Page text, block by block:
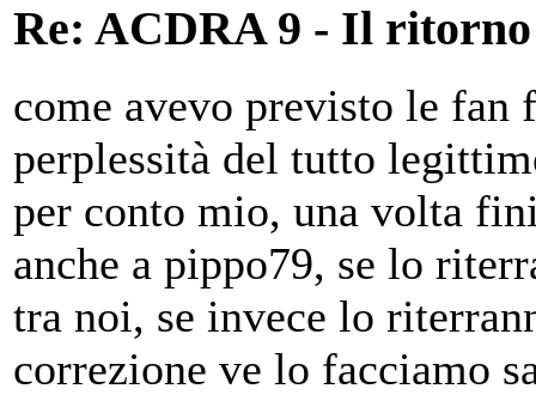
Re: ACDRA 9 - Il
come avevo previsto le
perplessità del tutto
per conto mio, una volta
anche a pippo79, se lo
tra noi, se invece lo
correzione ve lo facciamo